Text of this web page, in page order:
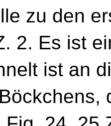
zu den
2. Es ist
ist an